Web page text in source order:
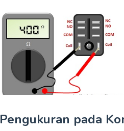
Pengukuran pada